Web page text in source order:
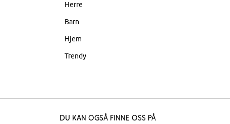
Herre
Barn
Hjem
Trendy
Du kan også finne oss på